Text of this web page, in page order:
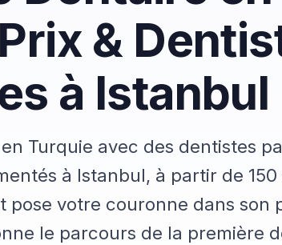
&
à Istanbul
Turquie avec des dentistes
à Istanbul, à partir de
pose votre couronne dans son
le parcours de la première